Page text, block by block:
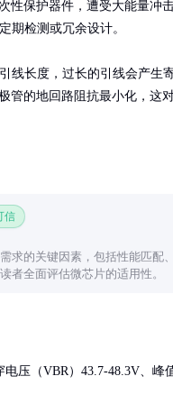
性保护器件，遭受大能量冲
期检测或冗余设计。
线长度，过长的引线会产生
管的地回路阻抗最小化，这
信
求的关键因素，包括性能匹配
者全面评估微芯片的适用性。
压（VBR）43.7-48.3V、峰